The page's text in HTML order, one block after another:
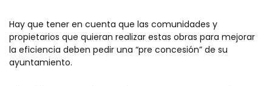
Hay que tener en cuenta que las comunidades y
propietarios que quieran realizar estas obras para mejorar
la eficiencia deben pedir una “pre concesión” de su
ayuntamiento.